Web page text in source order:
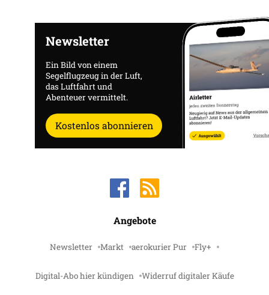
Newsletter
Ein Bild von einem
Segelflugzeug in der Luft,
das Luftfahrt und
Abenteuer vermittelt.
Kostenlos abonnieren
Angebote
Newsletter Markt aerokurier Pur Fly+
Digital-Abo hier kündigen Widerruf digitaler Käufe